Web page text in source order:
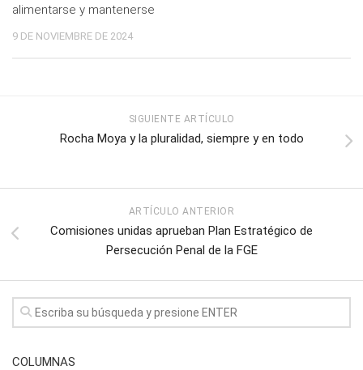
alimentarse y mantenerse
9 DE NOVIEMBRE DE 2024
SIGUIENTE ARTÍCULO
Rocha Moya y la pluralidad, siempre y en todo
ARTÍCULO ANTERIOR
Comisiones unidas aprueban Plan Estratégico de
Persecución Penal de la FGE
COLUMNAS